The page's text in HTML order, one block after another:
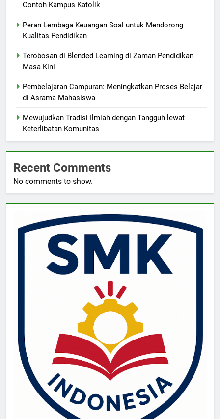
Contoh Kampus Katolik
Peran Lembaga Keuangan Soal untuk Mendorong
Kualitas Pendidikan
Terobosan di Blended Learning di Zaman Pendidikan
Masa Kini
Pembelajaran Campuran: Meningkatkan Proses Belajar
di Asrama Mahasiswa
Mewujudkan Tradisi Ilmiah dengan Tangguh lewat
Keterlibatan Komunitas
Recent Comments
No comments to show.